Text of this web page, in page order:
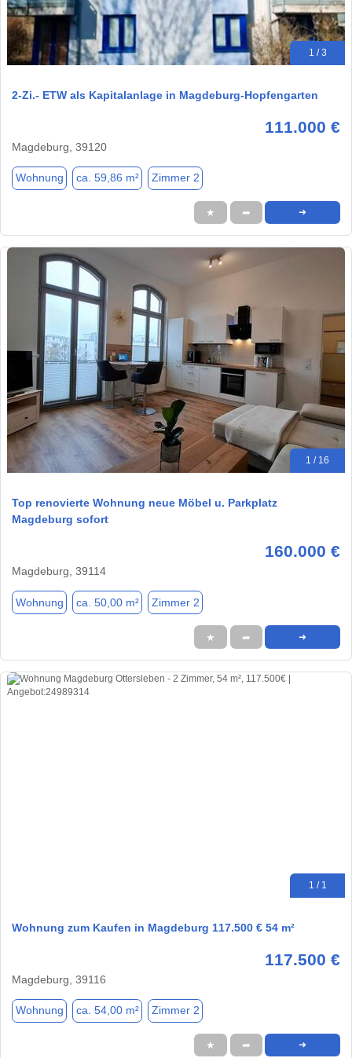
1 / 3
2-Zi.- ETW als Kapitalanlage in Magdeburg-Hopfengarten
111.000 €
Magdeburg, 39120
Wohnung ca. 59,86 m² Zimmer 2
★ ➦ ➜
1 / 16
Top renovierte Wohnung neue Möbel u. Parkplatz
Magdeburg sofort
160.000 €
Magdeburg, 39114
Wohnung ca. 50,00 m² Zimmer 2
★ ➦ ➜
1 / 1
Wohnung zum Kaufen in Magdeburg 117.500 € 54 m²
117.500 €
Magdeburg, 39116
Wohnung ca. 54,00 m² Zimmer 2
★ ➦ ➜